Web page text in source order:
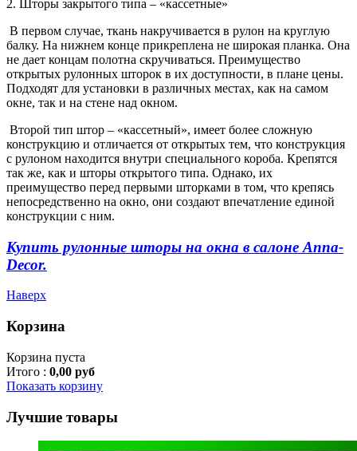
2. Шторы закрытого типа – «кассетные»
В первом случае, ткань накручивается в рулон на круглую
балку. На нижнем конце прикреплена не широкая планка. Она
не дает концам полотна скручиваться. Преимущество
открытых рулонных шторок в их доступности, в плане цены.
Подходят для установки в различных местах, как на самом
окне, так и на стене над окном.
Второй тип штор – «кассетный», имеет более сложную
конструкцию и отличается от открытых тем, что конструкция
с рулоном находится внутри специального короба. Крепятся
так же, как и шторы открытого типа. Однако, их
преимущество перед первыми шторками в том, что крепясь
непосредственно на окно, они создают впечатление единой
конструкции с ним.
Купить рулонные шторы на окна в салоне Anna-
Decor.
Наверх
Корзина
Корзина пуста
Итого : 0,00 руб
Показать корзину
Лучшие товары